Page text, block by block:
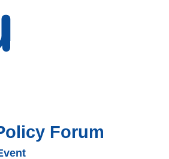
Forum